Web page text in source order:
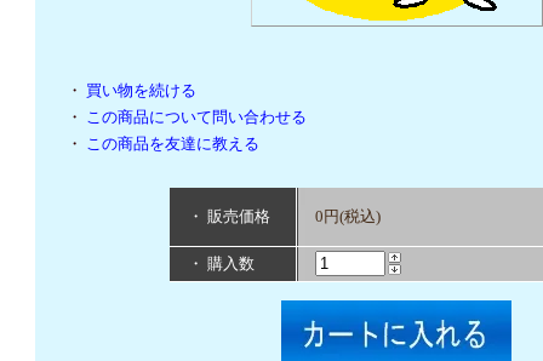
・ 買い物を続ける
・ この商品について問い合わせる
・ この商品を友達に教える
・ 販売価格 0円(税込)
・ 購入数